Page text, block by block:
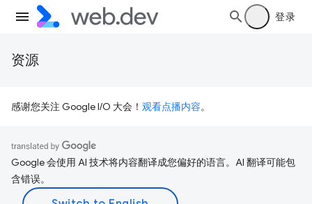
登录
资源
感谢您关注 Google I/O 大会！ 观看点播内容。
Google 会使用 AI 技术将内容翻译成您偏好的语言。AI 翻译可能包
含错误。